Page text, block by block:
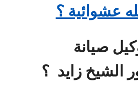
عشوائية ؟
صيانة
الشيخ زايد ؟